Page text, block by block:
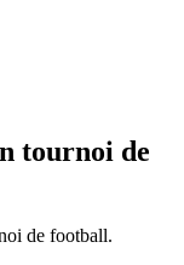
tournoi de
de football.